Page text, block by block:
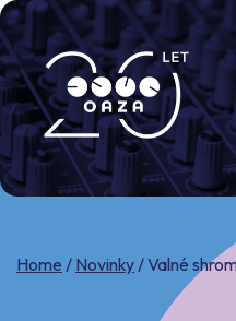
Skip
to
content
Home / Novinky/Valné